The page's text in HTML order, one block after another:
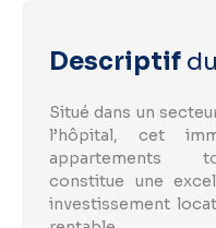
Descriptif
Situé dans un
l’hôpital, cet
appartements
constitue une
investissement